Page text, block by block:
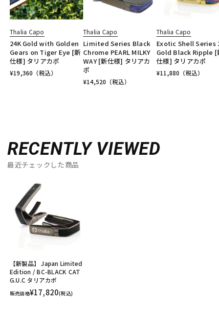
Thalia Capo
24K Gold with Golden
Gears on Tiger Eye [新
仕様] タリアカポ
¥19,360 （税込）
Thalia Capo
Limited Series Black
Chrome PEARL MILKY
WAY [新仕様] タリアカ
ポ
¥14,520 （税込）
Thalia Capo
Exotic Shell Series
Gold Black Ripple [
仕様] タリアカポ
¥11,880 （税込）
RECENTLY VIEWED
最近チェックした商品
【新製品】 Japan Limited
Edition / BC-BLACK CAT
G.U.C タリアカポ
販売価格¥17,820(税込)